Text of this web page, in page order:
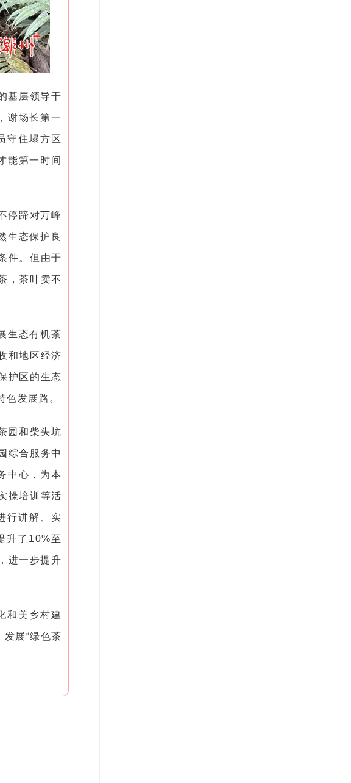
基层领导干
谢场长第一
守住塌方区
能第一时间
停蹄对万峰
生态保护良
件。但由于
，茶叶卖不
生态有机茶
和地区经济
护区的生态
发展路。
园和柴头坑
综合服务中
中心，为本
操培训等活
行讲解、实
升了10%至
进一步提升
和美乡村建
展“绿色茶